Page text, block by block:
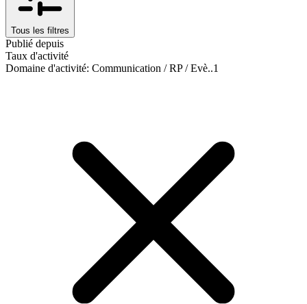
Tous les filtres
Publié depuis
Taux d'activité
Domaine d'activité: Communication / RP / Evè..1